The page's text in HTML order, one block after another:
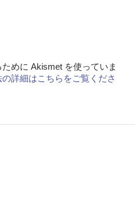
めに Akismet を使っていま
詳細はこちらをご覧くださ